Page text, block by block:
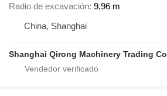
Radio de excavación 9,96 m
China, Shanghai
Shanghai Qirong Machinery Trading